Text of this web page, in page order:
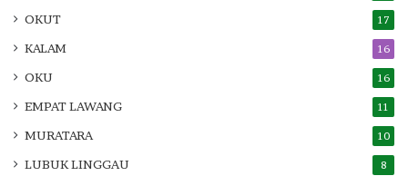
OKUT 17
KALAM 16
OKU 16
EMPAT LAWANG 11
MURATARA 10
LUBUK LINGGAU 8